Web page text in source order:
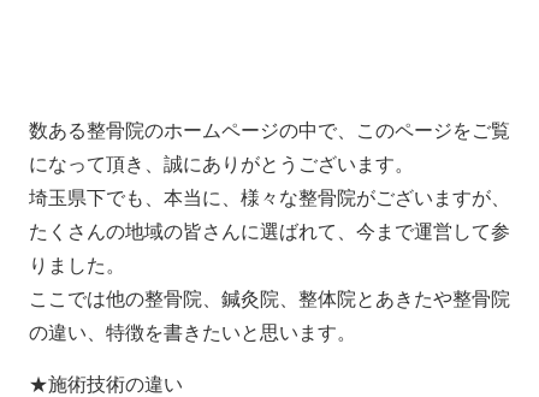
数ある整骨院のホームページの中で、このページをご覧
になって頂き、誠にありがとうございます。
埼玉県下でも、本当に、様々な整骨院がございますが、
たくさんの地域の皆さんに選ばれて、今まで運営して参
りました。
ここでは他の整骨院、鍼灸院、整体院とあきたや整骨院
の違い、特徴を書きたいと思います。
★施術技術の違い